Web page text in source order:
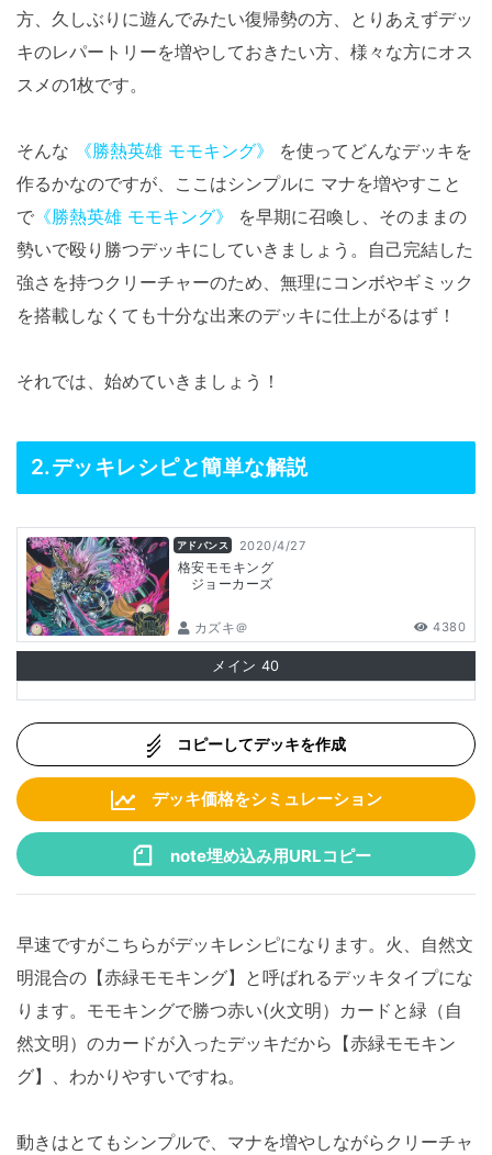
方、久しぶりに遊んでみたい復帰勢の方、とりあえずデッ
キのレパートリーを増やしておきたい方、様々な方にオス
スメの1枚です。
そんな 《勝熱英雄 モモキング》
を使ってどんなデッキを
作るかなのですが、ここはシンプルに マナを増やすこと
で 《勝熱英雄 モモキング》
を早期に召喚し、そのままの
勢いで殴り勝つデッキにしていきましょう。自己完結した
強さを持つクリーチャーのため、無理にコンボやギミック
を搭載しなくても十分な出来のデッキに仕上がるはず！
それでは、始めていきましょう！
2.デッキレシピと簡単な解説
アドバンス 2020/4/27
格安モモキング
ジョーカーズ
カズキ＠ 4380
メイン 40
コピーしてデッキを作成
デッキ価格をシミュレーション
note埋め込み用URLコピー
早速ですがこちらがデッキレシピになります。火、自然文
明混合の【赤緑モモキング】と呼ばれるデッキタイプにな
ります。モモキングで勝つ赤い(火文明）カードと緑（自
然文明）のカードが入ったデッキだから【赤緑モモキン
グ】、わかりやすいですね。
動きはとてもシンプルで、マナを増やしながらクリーチャ